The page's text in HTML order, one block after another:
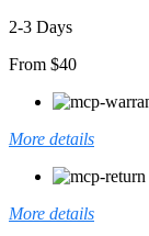
2-3 Days
From $40
More details
More details